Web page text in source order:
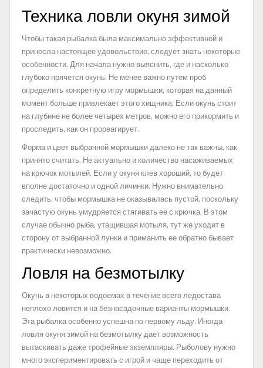
Техника ловли окуня зимой
Чтобы такая рыбалка была максимально эффективной и
принесла настоящее удовольствие, следует знать некоторые
особенности. Для начала нужно выяснить, где и насколько
глубоко прячется окунь. Не менее важно путем проб
определить конкретную игру мормышки, которая на данный
момент больше привлекает этого хищника. Если окунь стоит
на глубине не более четырех метров, можно его прикормить и
проследить, как он прореагирует.
Форма и цвет выбранной мормышки далеко не так важны, как
принято считать. Не актуально и количество насаживаемых
на крючок мотылей. Если у окуня клев хороший, то будет
вполне достаточно и одной личинки. Нужно внимательно
следить, чтобы мормышка не оказывалась пустой, поскольку
зачастую окунь умудряется стягивать ее с крючка. В этом
случае обычно рыба, утащившая мотыля, тут же уходит в
сторону от выбранной лунки и приманить ее обратно бывает
практически невозможно.
Ловля на безмотылку
Окунь в некоторых водоемах в течение всего ледостава
неплохо ловится и на безнасадочные варианты мормышки.
Эта рыбалка особенно успешна по первому льду. Иногда
ловля окуня зимой на безмотылку дает возможность
вытаскивать даже трофейные экземпляры. Рыболову нужно
много экспериментировать с игрой и чаще переходить от